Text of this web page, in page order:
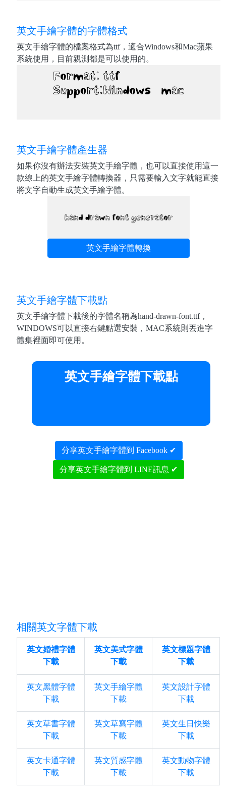
英文手繪字體的字體格式
英文手繪字體的檔案格式為ttf，適合Windows和Mac蘋果
系統使用，目前親測都是可以使用的。
英文手繪字體產生器
如果你沒有辦法安裝英文手繪字體，也可以直接使用這一
款線上的英文手繪字體轉換器，只需要輸入文字就能直接
將文字自動生成英文手繪字體。
英文手繪字體轉換
英文手繪字體下載點
英文手繪字體下載後的字體名稱為hand-drawn-font.ttf，
WINDOWS可以直接右鍵點選安裝，MAC系統則丟進字
體集裡面即可使用。
英文手繪字體下載點
分享英文手繪字體到 Facebook ✔
分享英文手繪字體到 LINE訊息 ✔
相關英文字體下載
英文婚禮字體
下載
英文美式字體
下載
英文標題字體
下載
英文黑體字體
下載
英文手繪字體
下載
英文設計字體
下載
英文草書字體
下載
英文草寫字體
下載
英文生日快樂
下載
英文卡通字體
下載
英文質感字體
下載
英文動物字體
下載